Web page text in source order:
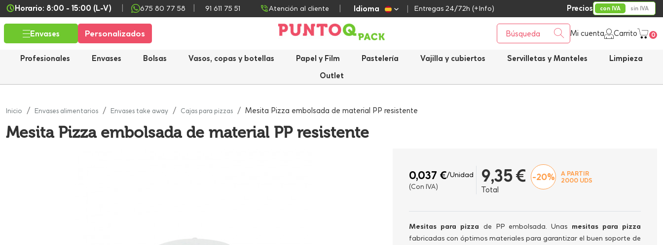
Horario: 8:00 - 15:00 (L-V) 675 80 77 58 91 611 75 51 Atención al cliente Idioma Precios con IVA sin IVA
Entregas 24/72h (+Info)
Envases Personalizados Mi cuenta Carrito 0
Profesionales Envases Bolsas Vasos, copas y botellas Papel y Film Pastelería Vajilla y cubiertos Servilletas y Manteles
Limpieza
Outlet
Inicio Envases alimentarios Envases take away Cajas para pizzas Mesita Pizza embolsada de material PP resistente
Mesita Pizza embolsada de material PP resistente
0,037 €/Unidad
(Con IVA)
9,35 €
Total
-20%
A PARTIR
2000 UDS
Mesitas para pizza de PP embolsada. Unas mesitas para pizza
fabricadas con óptimos materiales para garantizar el buen soporte de